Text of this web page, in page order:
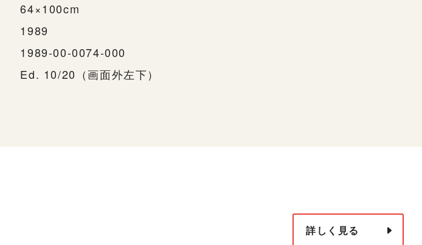
64×100cm
1989
1989-00-0074-000
Ed. 10/20（画面外左下）
詳しく見る